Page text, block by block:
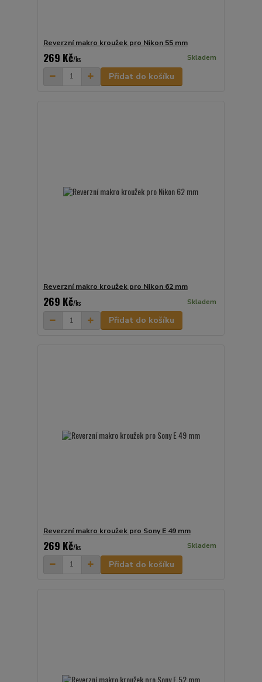
Reverzní makro kroužek pro Nikon 55 mm
269 Kč/ks Skladem
Přidat do košíku
Reverzní makro kroužek pro Nikon 62 mm
269 Kč/ks Skladem
Přidat do košíku
Reverzní makro kroužek pro Sony E 49 mm
269 Kč/ks Skladem
Přidat do košíku